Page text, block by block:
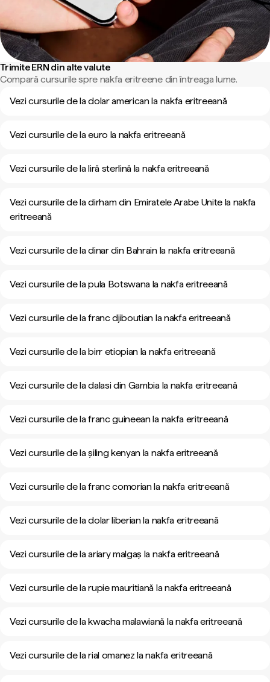
Trimite ERN din alte valute
Compară cursurile spre nakfa eritreene din întreaga lume.
Vezi cursurile de la dolar american la nakfa eritreeană
Vezi cursurile de la euro la nakfa eritreeană
Vezi cursurile de la liră sterlină la nakfa eritreeană
Vezi cursurile de la dirham din Emiratele Arabe Unite la nakfa
eritreeană
Vezi cursurile de la dinar din Bahrain la nakfa eritreeană
Vezi cursurile de la pula Botswana la nakfa eritreeană
Vezi cursurile de la franc djiboutian la nakfa eritreeană
Vezi cursurile de la birr etiopian la nakfa eritreeană
Vezi cursurile de la dalasi din Gambia la nakfa eritreeană
Vezi cursurile de la franc guineean la nakfa eritreeană
Vezi cursurile de la șiling kenyan la nakfa eritreeană
Vezi cursurile de la franc comorian la nakfa eritreeană
Vezi cursurile de la dolar liberian la nakfa eritreeană
Vezi cursurile de la ariary malgaș la nakfa eritreeană
Vezi cursurile de la rupie mauritiană la nakfa eritreeană
Vezi cursurile de la kwacha malawiană la nakfa eritreeană
Vezi cursurile de la rial omanez la nakfa eritreeană